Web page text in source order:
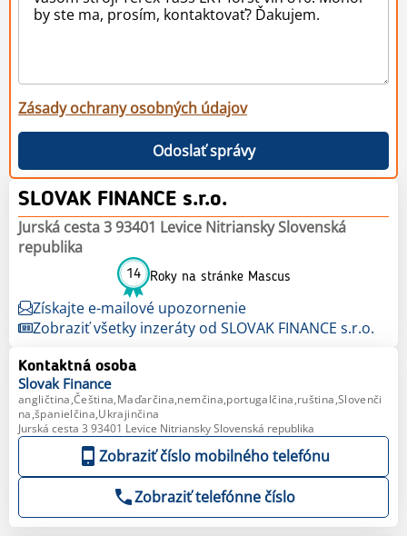
Zásady ochrany osobných údajov
Odoslať správy
SLOVAK FINANCE s.r.o.
Jurská cesta 3 93401 Levice Nitriansky Slovenská
republika
14 Roky na stránke Mascus
Získajte e-mailové upozornenie
Zobraziť všetky inzeráty od SLOVAK FINANCE s.r.o.
Kontaktná osoba
Slovak Finance
angličtina,Čeština,Maďarčina,nemčina,portugalčina,ruština,Slovenči
na,španielčina,Ukrajinčina
Jurská cesta 3 93401 Levice Nitriansky Slovenská republika
Zobraziť číslo mobilného telefónu
Zobraziť telefónne číslo